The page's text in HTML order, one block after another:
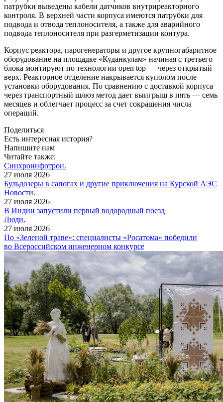
патрубки выведены кабели датчиков внутриреакторного
контроля. В верхней части корпуса имеются патрубки для
подвода и отвода теплоносителя, а также для аварийного
подвода теплоносителя при разгерметизации контура.
Корпус реактора, парогенераторы и другое крупногабаритное
оборудование на площадке «Куданкулам» начиная с третьего
блока монтируют по технологии оpen top — ​через открытый
верх. Реакторное отделение накрывается куполом после
установки оборудования. По сравнению с доставкой корпуса
через транспортный шлюз метод дает выигрыш в пять — ​семь
месяцев и облегчает процесс за счет сокращения числа
операций.
Поделиться
Есть интересная история?
Напишите нам
Читайте также:
Синхроинфотрон.
27 июля 2026
Бульдозеры в сапогах и другие приключения на Курской АЭС
Новости.
27 июля 2026
В Индии запустили первый водородный поезд
Люди.
27 июля 2026
По «Зеленой траве»: специалисты «Росатома» победили
во Всероссийском инженерном конкурсе